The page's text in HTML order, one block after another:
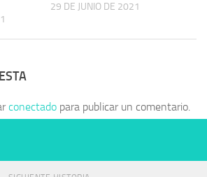
29 DE JUNIO DE 2021
conectado para publicar un comentario.